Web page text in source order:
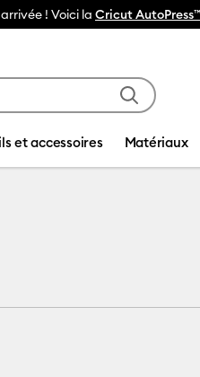
Machines de découpe Cricut
et accessoires Matériaux